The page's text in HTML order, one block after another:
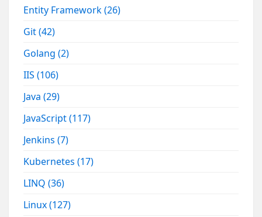
Entity Framework(26)
Git(42)
Golang(2)
IIS(106)
Java(29)
JavaScript(117)
Jenkins(7)
Kubernetes(17)
LINQ(36)
Linux(127)